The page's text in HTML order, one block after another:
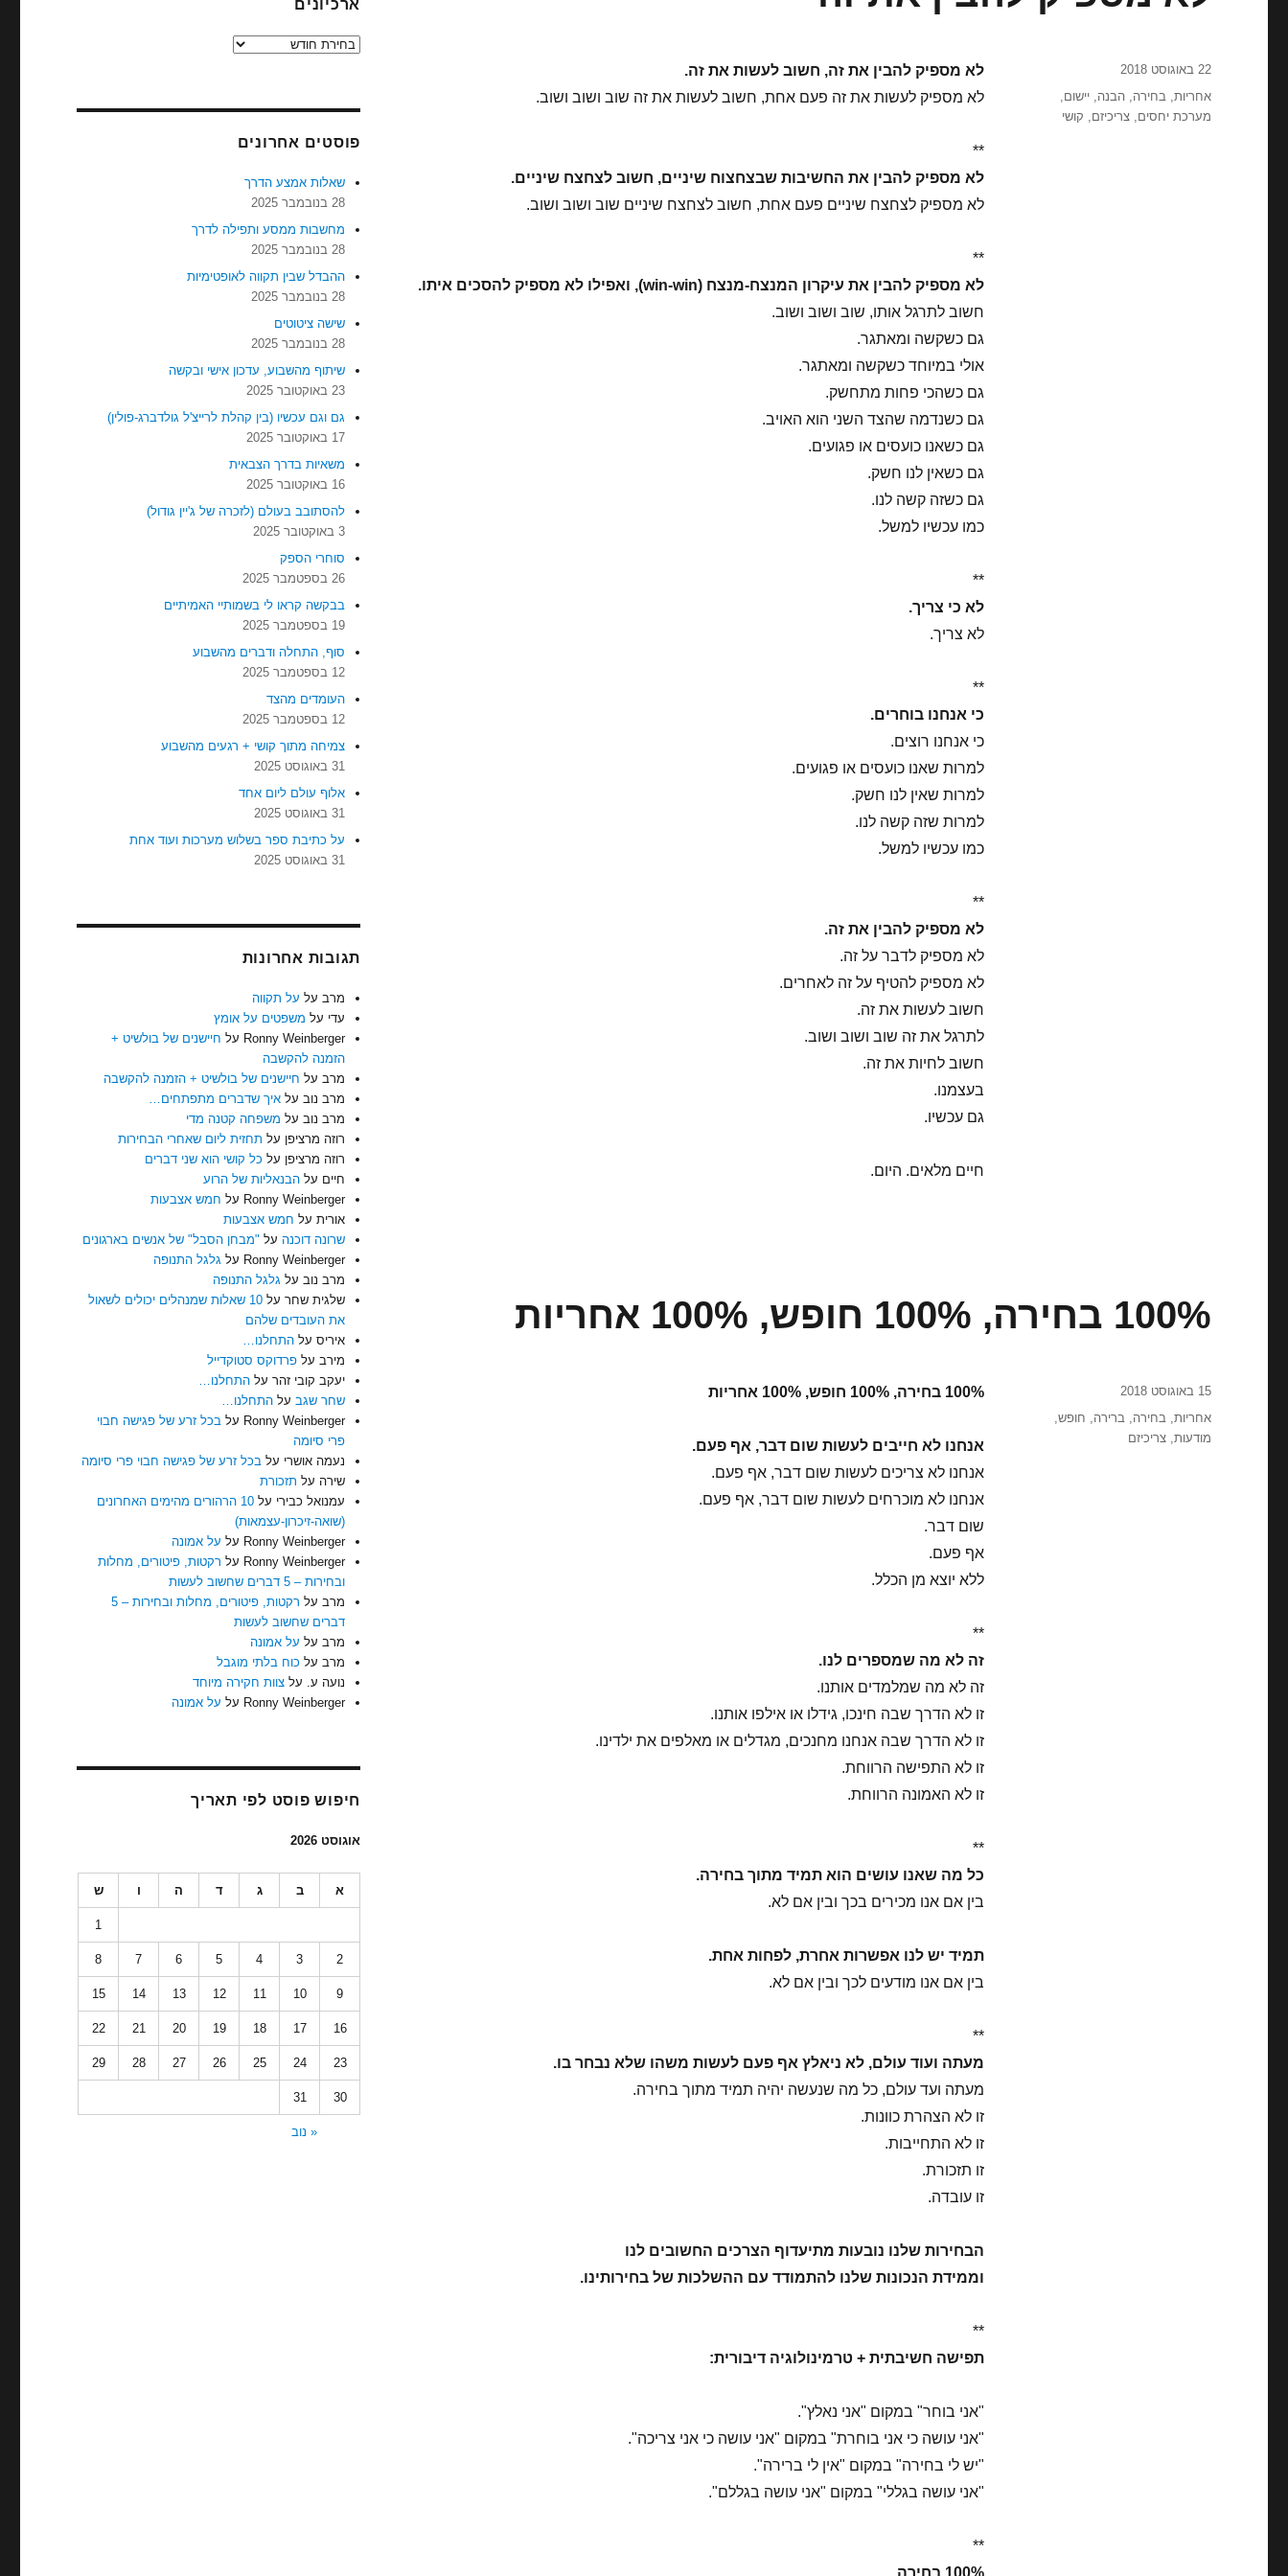
לא מספיק להבין את זה, חשוב לעשות את זה.
לא מספיק לעשות את זה פעם אחת, חשוב לעשות את זה שוב ושוב ושוב.
**
לא מספיק להבין את החשיבות שבצחצוח שיניים, חשוב לצחצח שיניים.
לא מספיק לצחצח שיניים פעם אחת, חשוב לצחצח שיניים שוב ושוב ושוב.
**
לא מספיק להבין את עיקרון המנצח-מנצח (win-win), ואפילו לא מספיק להסכים איתו.
חשוב לתרגל אותו, שוב ושוב ושוב.
גם כשקשה ומאתגר.
אולי במיוחד כשקשה ומאתגר.
גם כשהכי פחות מתחשק.
גם כשנדמה שהצד השני הוא האויב.
גם כשאנו כועסים או פגועים.
גם כשאין לנו חשק.
גם כשזה קשה לנו.
כמו עכשיו למשל.
**
לא כי צריך.
לא צריך.
**
כי אנחנו בוחרים.
כי אנחנו רוצים.
למרות שאנו כועסים או פגועים.
למרות שאין לנו חשק.
למרות שזה קשה לנו.
כמו עכשיו למשל.
**
לא מספיק להבין את זה.
לא מספיק לדבר על זה.
לא מספיק להטיף על זה לאחרים.
חשוב לעשות את זה.
לתרגל את זה שוב ושוב ושוב.
חשוב לחיות את זה.
בעצמנו.
גם עכשיו.
חיים מלאים. היום.
פורסם
22 באוגוסט 2018
תגיות
אחריות,בחירה,הבנה,יישום,
מערכת יחסים,צריכיזם, קושי
100% בחירה, 100% חופש, 100% אחריות
100% בחירה, 100% חופש, 100% אחריות
אנחנו לא חייבים לעשות שום דבר, אף פעם.
אנחנו לא צריכים לעשות שום דבר, אף פעם.
אנחנו לא מוכרחים לעשות שום דבר, אף פעם.
שום דבר.
אף פעם.
ללא יוצא מן הכלל.
**
זה לא מה שמספרים לנו.
זה לא מה שמלמדים אותנו.
זו לא הדרך שבה חינכו, גידלו או אילפו אותנו.
זו לא הדרך שבה אנחנו מחנכים, מגדלים או מאלפים את ילדינו.
זו לא התפישה הרווחת.
זו לא האמונה הרווחת.
**
כל מה שאנו עושים הוא תמיד מתוך בחירה.
בין אם אנו מכירים בכך ובין אם לא.
תמיד יש לנו אפשרות אחרת, לפחות אחת.
בין אם אנו מודעים לכך ובין אם לא.
**
מעתה ועוד עולם, לא ניאלץ אף פעם לעשות משהו שלא נבחר בו.
מעתה ועד עולם, כל מה שנעשה יהיה תמיד מתוך בחירה.
זו לא הצהרת כוונות.
זו לא התחייבות.
זו תזכורת.
זו עובדה.
הבחירות שלנו נובעות מתיעדוף הצרכים החשובים לנו
וממידת הנכונות שלנו להתמודד עם ההשלכות של בחירותינו.
**
תפישה חשיבתית + טרמינולוגיה דיבורית:
"אני בוחר" במקום "אני נאלץ".
"אני עושה כי אני בוחרת" במקום "אני עושה כי אני צריכה".
"יש לי בחירה" במקום "אין לי ברירה".
"אני עושה בגללי" במקום "אני עושה בגללם".
**
100% בחירה.
פורסם
15 באוגוסט 2018
תגיות
אחריות,בחירה,ברירה, חופש,
מודעות,צריכיזם
ארכיונים
ארכיונים
פוסטים אחרונים
שאלות אמצע הדרך
28 בנובמבר 2025
מחשבות ממסע ותפילה לדרך
28 בנובמבר 2025
ההבדל שבין תקווה לאופטימיות
28 בנובמבר 2025
שישה ציטוטים
28 בנובמבר 2025
שיתוף מהשבוע, עדכון אישי ובקשה
23 באוקטובר 2025
גם וגם עכשיו (בין קהלת לרייצ'ל גולדברג-פולין)
17 באוקטובר 2025
משאיות בדרך הצבאית
16 באוקטובר 2025
להסתובב בעולם (לזכרה של ג'יין גודול)
3 באוקטובר 2025
סוחרי הספק
26 בספטמבר 2025
בבקשה קראו לי בשמותיי האמיתיים
19 בספטמבר 2025
סוף, התחלה ודברים מהשבוע
12 בספטמבר 2025
העומדים מהצד
12 בספטמבר 2025
צמיחה מתוך קושי + רגעים מהשבוע
31 באוגוסט 2025
אלוף עולם ליום אחד
31 באוגוסט 2025
על כתיבת ספר בשלוש מערכות ועוד אחת
31 באוגוסט 2025
תגובות אחרונות
מרב על על תקווה
עדי על משפטים על אומץ
Ronny Weinberger על חיישנים של בולשיט +
הזמנה להקשבה
מרב על חיישנים של בולשיט + הזמנה להקשבה
מרב נוב עלאיך שדברים מתפתחים…
מרב נוב על משפחה קטנה מדי
רוזה מרציפן על תחזית ליום שאחרי הבחירות
רוזה מרציפן על כל קושי הוא שני דברים
חיים עלהבנאליות של הרוע
Ronny Weinberger על חמש אצבעות
אורית על חמש אצבעות
שרונה דוכנה על "מבחן הסבל" של אנשים בארגונים
Ronny Weinberger על גלגל התנופה
מרב נוב על גלגל התנופה
שלגית שחר על
10 שאלות שמנהלים יכולים לשאול
את העובדים שלהם
איריס עלהתחלנו…
מירב עלפרדוקס סטוקדייל
יעקב קובי זהר עלהתחלנו…
שחר שגב עלהתחלנו…
Ronny Weinberger עלבכל זרע של פגישה חבוי
פרי סיומה
נעמה אושרי עלבכל זרע של פגישה חבוי פרי סיומה
שירה על תזכורת
עמנואל כבירי על
10 הרהורים מהימים האחרונים
(שואה-זיכרון-עצמאות)
Ronny Weinberger על על אמונה
Ronny Weinberger על רקטות, פיטורים, מחלות
ובחירות – 5 דברים שחשוב לעשות
מרב על
רקטות, פיטורים, מחלות ובחירות – 5
דברים שחשוב לעשות
מרב על על אמונה
מרב על כוח בלתי מוגבל
נועה ע. עלצוות חקירה מיוחד
Ronny Weinberger על על אמונה
חיפוש פוסט לפי תאריך
אוגוסט 2026
א ב ג ד ה ו ש
1
2
3
4
5
6
7
8
9
10
11
12
13
14
15
16
17
18
19
20
21
22
23
24
25
26
27
28
29
30
31
« נוב